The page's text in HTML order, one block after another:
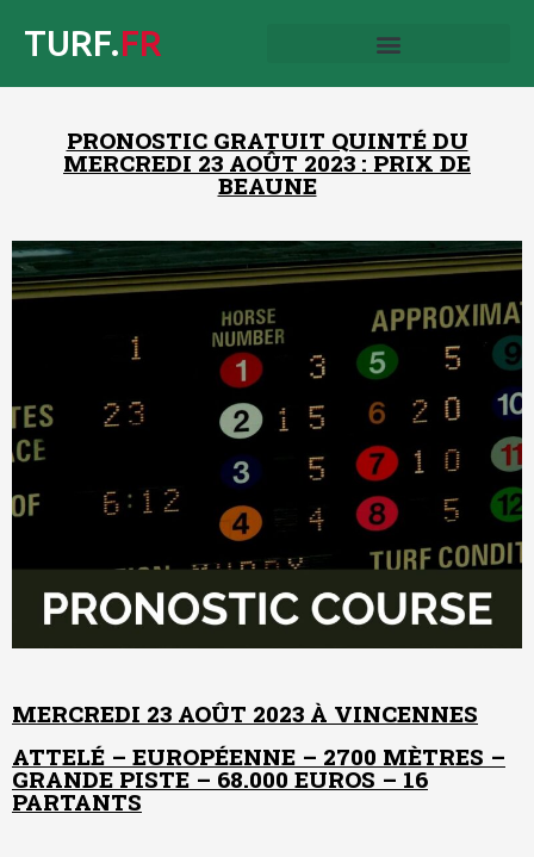
TURF.FR
PRONOSTIC GRATUIT QUINTÉ DU
MERCREDI 23 AOÛT 2023 : PRIX DE
BEAUNE
MERCREDI 23 AOÛT 2023 À VINCENNES
ATTELÉ – EUROPÉENNE – 2700 MÈTRES –
GRANDE PISTE – 68.000 EUROS – 16
PARTANTS